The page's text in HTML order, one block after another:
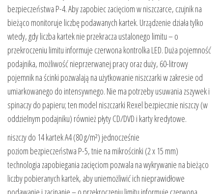
bezpieczeństwa P-4. Aby zapobiec zacięciom w niszczarce, czujnik na
bieżąco monitoruje liczbę podawanych kartek. Urządzenie działa tylko
wtedy, gdy liczba kartek nie przekracza ustalonego limitu – o
przekroczeniu limitu informuje czerwona kontrolka LED. Duża pojemność
podajnika, możliwość nieprzerwanej pracy oraz duży, 60-litrowy
pojemnik na ścinki pozwalają na użytkowanie niszczarki w zakresie od
umiarkowanego do intensywnego. Nie ma potrzeby usuwania zszywek i
spinaczy do papieru; ten model niszczarki Rexel bezpiecznie niszczy (w
oddzielnym podajniku) również płyty CD/DVD i karty kredytowe.
niszczy do 14 kartek A4 (80 g/m²) jednocześnie
poziom bezpieczeństwa P-5, tnie na mikrościnki (2 x 15 mm)
technologia zapobiegania zacięciom pozwala na wykrywanie na bieżąco
liczby pobieranych kartek, aby uniemożliwić ich nieprawidłowe